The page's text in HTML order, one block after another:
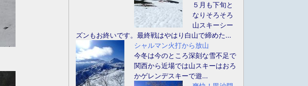
５月も下旬と
なりそろそろ
山スキーシー
ズンもお終いです。最終戦はやはり白山で締めた...
シャルマン火打から放山
今冬は今のところ深刻な雪不足で
関西から近場では山スキーはおろ
かゲレンデスキーで遊...